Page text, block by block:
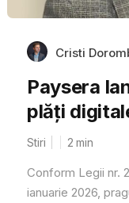
Cristi
Paysera
plăți
Stiri 2 min
Conform Legii nr.
ianuarie 2026,